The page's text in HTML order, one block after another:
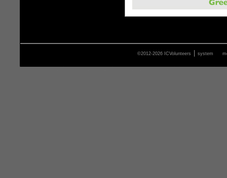
©2012-2026 ICVolunteers system